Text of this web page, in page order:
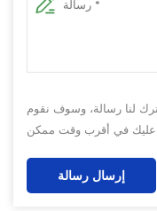
ترك لنا رسالة، وسوف نقوم
إرسال رسالة